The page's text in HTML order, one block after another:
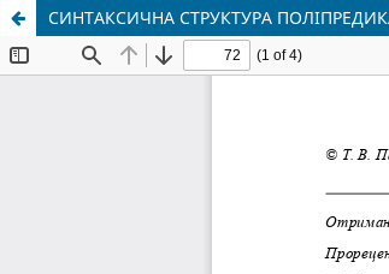
СИНТАКСИЧНА СТРУКТУРА